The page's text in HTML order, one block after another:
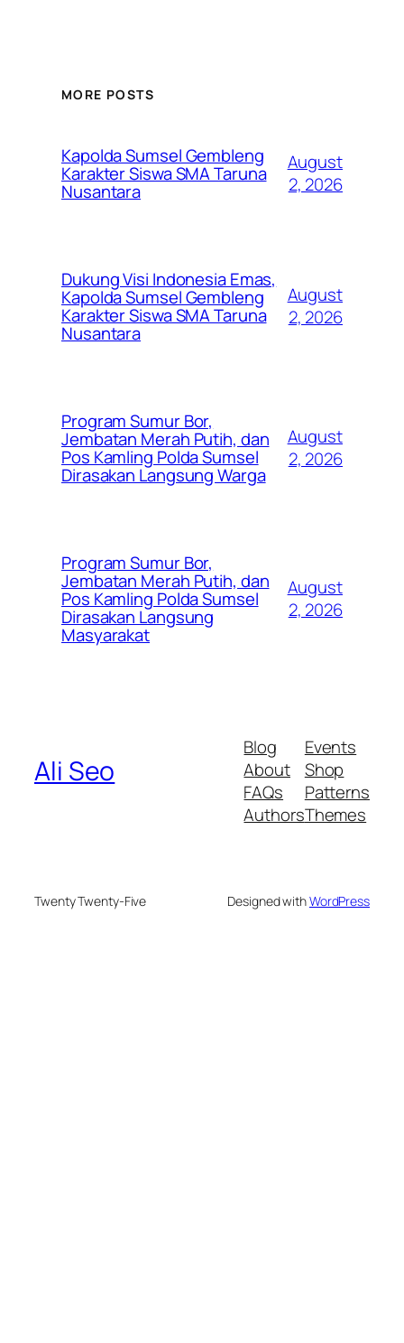
MORE POSTS
Kapolda Sumsel Gembleng
Karakter Siswa SMA Taruna
Nusantara
August
2, 2026
Dukung Visi Indonesia Emas,
Kapolda Sumsel Gembleng
Karakter Siswa SMA Taruna
Nusantara
August
2, 2026
Program Sumur Bor,
Jembatan Merah Putih, dan
Pos Kamling Polda Sumsel
Dirasakan Langsung Warga
August
2, 2026
Program Sumur Bor,
Jembatan Merah Putih, dan
Pos Kamling Polda Sumsel
Dirasakan Langsung
Masyarakat
August
2, 2026
Ali Seo
Blog
About
FAQs
Authors
Events
Shop
Patterns
Themes
Twenty Twenty-Five Designed withWordPress